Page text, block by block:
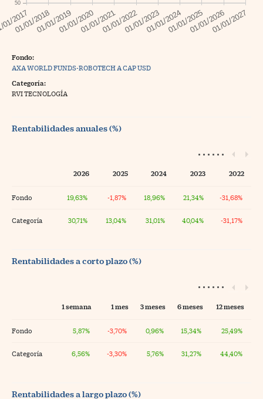
50
Fondo:
AXA WORLD FUNDS-ROBOTECH A CAP USD
Categoría:
RVI TECNOLOGÍA
Rentabilidades anuales (%)
2026 2025 2024 2023 2022
Fondo 19,63% -1,87% 18,96% 21,34% -31,68%
Categoría 30,71% 13,04% 31,01% 40,04% -31,17%
Rentabilidades a corto plazo (%)
1 semana 1 mes 3 meses 6 meses 12 meses
Fondo 5,87% -3,70% 0,96% 15,34% 25,49%
Categoría 6,56% -3,30% 5,76% 31,27% 44,40%
Rentabilidades a largo plazo (%)